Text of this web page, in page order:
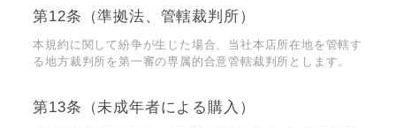
第12条（準拠法、管轄裁判所）
本規約に関して紛争が生じた場合、当社本店所在地を管轄す
る地方裁判所を第一審の専属的合意管轄裁判所とします。
第13条（未成年者による購入）